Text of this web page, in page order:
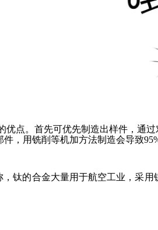
优点。首先可优先制造出样件，通
，用铣削等机加方法制造会导致
，钛的合金大量用于航空工业，采